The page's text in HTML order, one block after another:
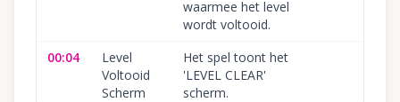
waarmee het level
wordt voltooid.
00:04
Level
Voltooid
Scherm
Het spel toont het
'LEVEL CLEAR'
scherm.